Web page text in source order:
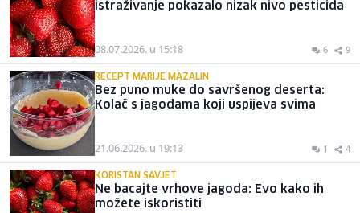
istraživanje pokazalo nizak nivo pesticida
08.07.2026. u 15:18 6 9
RECEPT MARIJE MAZALIN
Bez puno muke do savršenog deserta:
Kolač s jagodama koji uspijeva svima
21.06.2026. u 19:13 1 4
KORISTAN SAVJET
Ne bacajte vrhove jagoda: Evo kako ih
možete iskoristiti